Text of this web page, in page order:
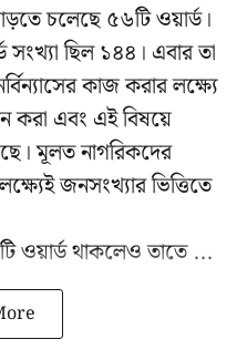
চলেছে ৫৬টি ওয়ার্ড।
ছিল ১৪৪। এবার তা
কাজ করার লক্ষ্যে
করা এবং এই বিষয়ে
মূলত নাগরিকদের
জনসংখ্যার ভিত্তিতে
ওয়ার্ড থাকলেও তাতে ...